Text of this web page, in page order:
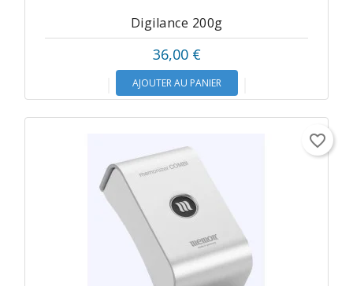
Digilance 200g
36,00 €
AJOUTER AU PANIER
favorite_border